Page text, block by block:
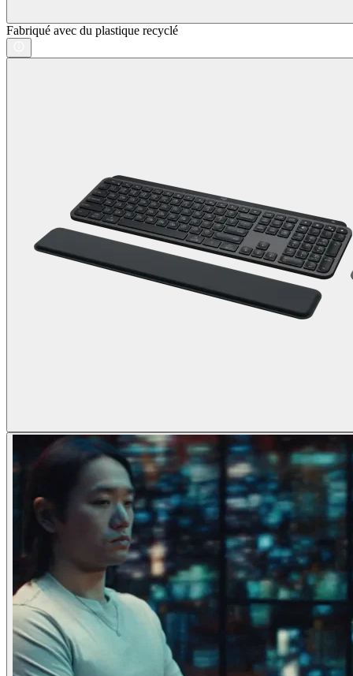
Fabriqué avec du plastique recyclé